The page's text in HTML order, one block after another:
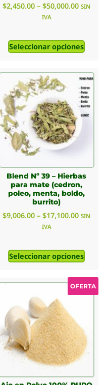
$2,450.00 – $50,000.00 SIN
IVA
Seleccionar opciones
Blend Nº 39 – Hierbas
para mate (cedron,
poleo, menta, boldo,
burrito)
$9,006.00 – $17,100.00 SIN
IVA
Seleccionar opciones
OFERTA